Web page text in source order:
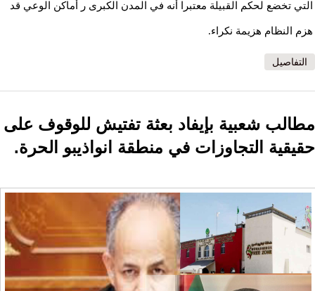
التي تخضع لحكم القبيلة معتبرا أنه في المدن الكبرى ر أماكن الوعي قد
هزم النظام هزيمة نكراء.
التفاصيل
مطالب شعبية بإيفاد بعثة تفتيش للوقوف على
حقيقية التجاوزات في منطقة انواذيبو الحرة.